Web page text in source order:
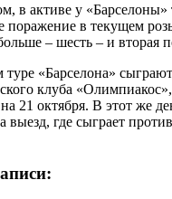
в активе у «Барселоны»
поражение в текущем
– шесть – и вторая
«Барселона»
клуба
21 октября. В этот же
выезд, где сыграет